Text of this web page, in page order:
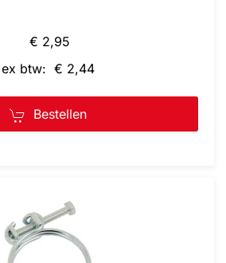
€ 2,95
ex btw: € 2,44
Bestellen